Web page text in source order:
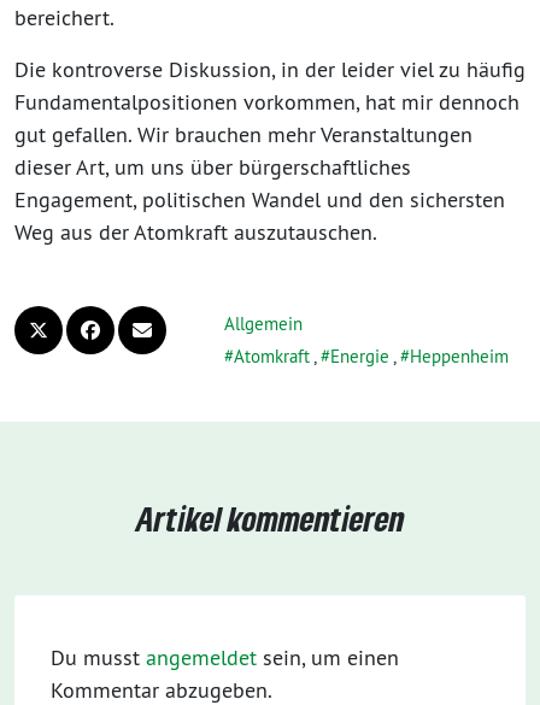
bereichert.
Die kontroverse Diskussion, in der leider viel zu häufig
Fundamentalpositionen vorkommen, hat mir dennoch
gut gefallen. Wir brauchen mehr Veranstaltungen
dieser Art, um uns über bürgerschaftliches
Engagement, politischen Wandel und den sichersten
Weg aus der Atomkraft auszutauschen.
Allgemein
Atomkraft, Energie , Heppenheim
Artikel kommentieren
Du musst angemeldet sein, um einen
Kommentar abzugeben.